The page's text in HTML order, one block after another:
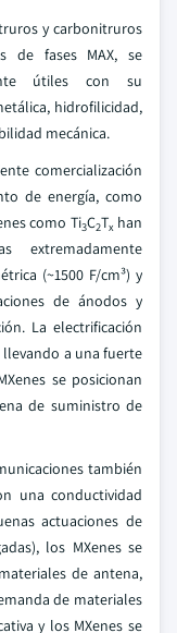
y carbonitruros
de fases MAX, se
útiles con su
hidrofilicidad,
mecánica.
comercialización
de energía, como
como Ti3C2Tx han
extremadamente
(~1500 F/cm³) y
de ánodos y
La electrificación
a una fuerte
se posicionan
de suministro de
también
una conductividad
actuaciones de
los MXenes se
de antena,
de materiales
y los MXenes se